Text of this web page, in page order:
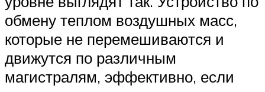
обмену теплом воздушных масс,
которые не перемешиваются и
движутся по различным
магистралям, эффективно, если